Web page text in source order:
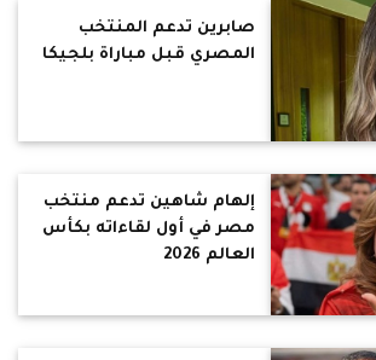
صابرين تدعم المنتخب
المصري قبل مباراة بلجيكا
إلهام شاهين تدعم منتخب
مصر في أول لقاءاته بكأس
العالم 2026